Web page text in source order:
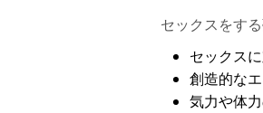
8. 肉親とセ
9. 職場の人
10. 芸能人と
セックスをす
セックス
創造的な
気力や体